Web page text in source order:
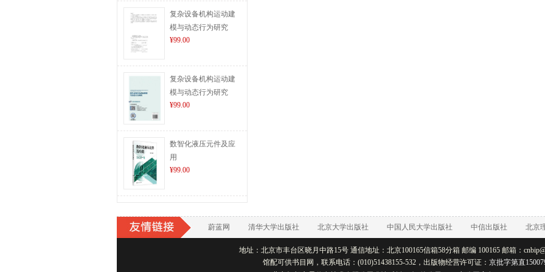
复杂设备机构运动建
模与动态行为研究
¥99.00
复杂设备机构运动建
模与动态行为研究
¥99.00
数智化液压元件及应
用
¥99.00
蔚蓝网 清华大学出版社 北京大学出版社 中国人民大学出版社 中信出版社 北京
地址：北京市丰台区晓月中路15号 通信地址：北京100165信箱58分箱 邮编 100165 邮箱：
馆配可供书目网，联系电话：(010)51438155-532，出版物经营许可证： 京批字第直